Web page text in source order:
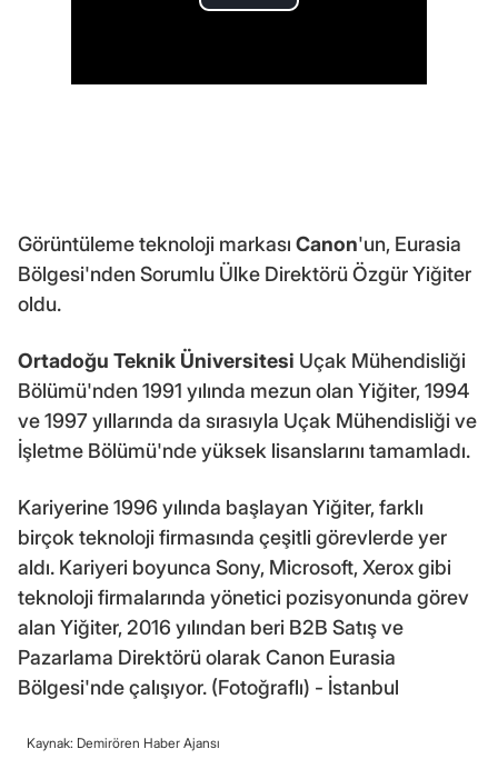
Görüntüleme teknoloji markası Canon'un, Eurasia
Bölgesi'nden Sorumlu Ülke Direktörü Özgür Yiğiter
oldu.
Ortadoğu Teknik Üniversitesi Uçak Mühendisliği
Bölümü'nden 1991 yılında mezun olan Yiğiter, 1994
ve 1997 yıllarında da sırasıyla Uçak Mühendisliği ve
İşletme Bölümü'nde yüksek lisanslarını tamamladı.
Kariyerine 1996 yılında başlayan Yiğiter, farklı
birçok teknoloji firmasında çeşitli görevlerde yer
aldı. Kariyeri boyunca Sony, Microsoft, Xerox gibi
teknoloji firmalarında yönetici pozisyonunda görev
alan Yiğiter, 2016 yılından beri B2B Satış ve
Pazarlama Direktörü olarak Canon Eurasia
Bölgesi'nde çalışıyor. (Fotoğraflı) - İstanbul
Kaynak: Demirören Haber Ajansı